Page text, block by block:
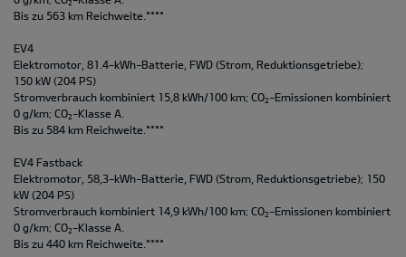
2
Bis zu 563 km Reichweite.****
EV4
Elektromotor, 81.4-kWh-Batterie, FWD (Strom, Reduktionsgetriebe);
150 kW (204 PS)
Stromverbrauch kombiniert 15,8 kWh/100 km; CO2 -Emissionen kombiniert
0 g/km; CO2 -Klasse A.
Bis zu 584 km Reichweite.****
EV4 Fastback
Elektromotor, 58,3-kWh-Batterie, FWD (Strom, Reduktionsgetriebe); 150
kW (204 PS)
Stromverbrauch kombiniert 14,9 kWh/100 km; CO2 -Emissionen kombiniert
0 g/km; CO2 -Klasse A.
Bis zu 440 km Reichweite.****